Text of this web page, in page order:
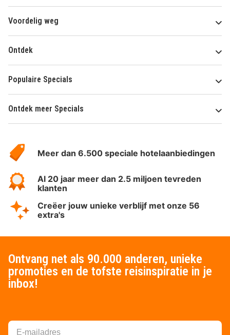
Voordelig weg
Ontdek
Populaire Specials
Ontdek meer Specials
HotelSpecials
Meer dan 6.500 speciale hotelaanbiedingen
Al 20 jaar meer dan 2.5 miljoen tevreden
klanten
Creëer jouw unieke verblijf met onze 56
extra's
Ontvang net als 90.000 anderen, unieke
promoties en de tofste reisinspiratie in je
inbox!